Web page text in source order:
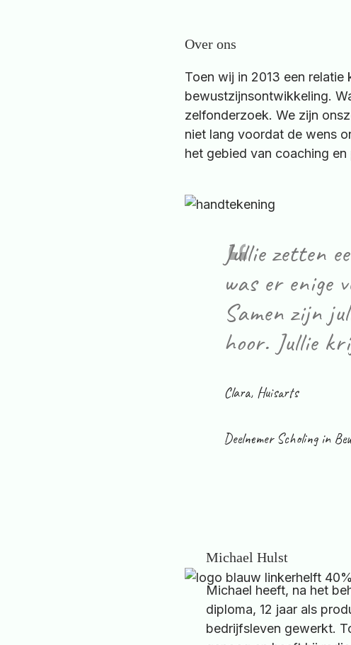
Over ons
Toen wij in 2013 een
bewustzijnsontwikkeling.
zelfonderzoek. We zijn
niet lang voordat de wens
het gebied van coaching
Jullie zetten
was er enige
Samen zijn
hoor. Jullie
Clara, Huisarts
Deelnemer Scholing in
Michael Hulst
Michael heeft, na het
diploma, 12 jaar als
bedrijfsleven gewerkt.